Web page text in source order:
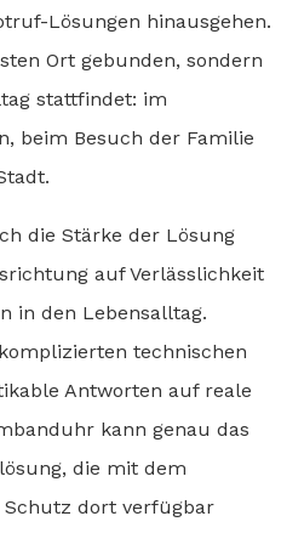
Lösungen hinausgehen.
Ort gebunden, sondern
stattfindet: im
beim Besuch der Familie
die Stärke der Lösung
auf Verlässlichkeit
in den Lebensalltag.
technischen
Antworten auf reale
kann genau das
die mit dem
dort verfügbar